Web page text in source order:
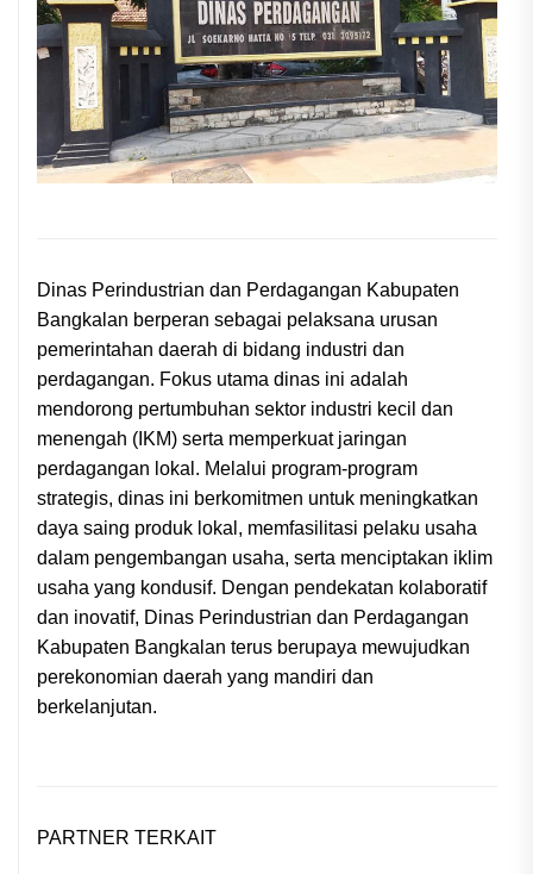
Dinas Perindustrian dan Perdagangan Kabupaten
Bangkalan berperan sebagai pelaksana urusan
pemerintahan daerah di bidang industri dan
perdagangan. Fokus utama dinas ini adalah
mendorong pertumbuhan sektor industri kecil dan
menengah (IKM) serta memperkuat jaringan
perdagangan lokal. Melalui program-program
strategis, dinas ini berkomitmen untuk meningkatkan
daya saing produk lokal, memfasilitasi pelaku usaha
dalam pengembangan usaha, serta menciptakan iklim
usaha yang kondusif. Dengan pendekatan kolaboratif
dan inovatif, Dinas Perindustrian dan Perdagangan
Kabupaten Bangkalan terus berupaya mewujudkan
perekonomian daerah yang mandiri dan
berkelanjutan.
PARTNER TERKAIT